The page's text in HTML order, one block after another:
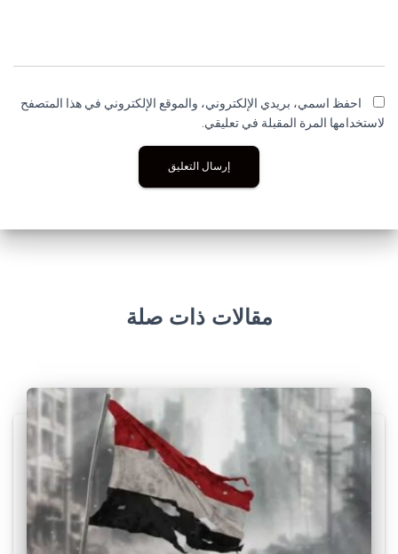
احفظ اسمي، بريدي الإلكتروني، والموقع الإلكتروني في هذا المتصفح
لاستخدامها المرة المقبلة في تعليقي.
مقالات ذات صلة